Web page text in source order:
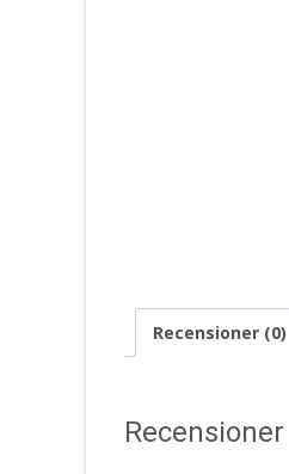
Recensioner (0)
Recensioner